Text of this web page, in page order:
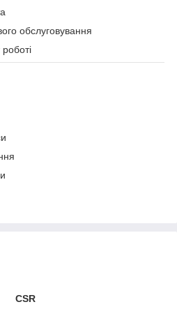
обслуговування
роботі
CSR